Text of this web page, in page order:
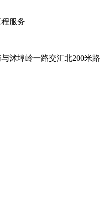
服务
沭埠岭一路交汇北200米路